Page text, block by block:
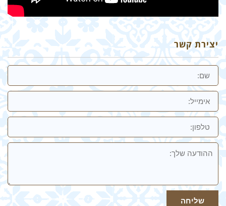
יצירת קשר
שם
אימייל
טלפון:
ההודעה
שלך
שליחה